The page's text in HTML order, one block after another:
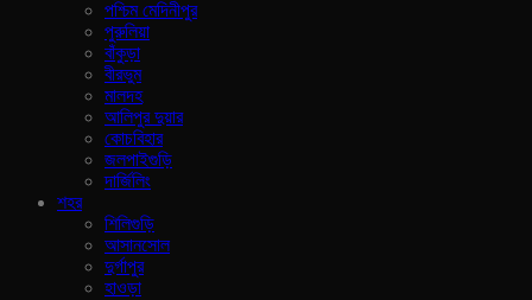
পশ্চিম মেদিনীপুর
পুরুলিয়া
বাঁকুড়া
বীরভুম
মালদহ
আলিপুর দুয়ার
কোচবিহার
জলপাইগুড়ি
দার্জিলিং
শহর
শিলিগুড়ি
আসানসোল
দুর্গাপুর
হাওড়া